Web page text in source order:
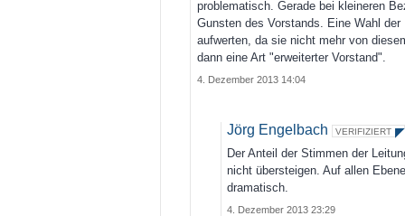
problematisch. Gerade bei kleineren
Gunsten des Vorstands. Eine Wahl
aufwerten, da sie nicht mehr von
dann eine Art "erweiterter Vorstand".
4. Dezember 2013 14:04
Jörg Engelbach VERIFIZIERT
Der Anteil der Stimmen der
nicht übersteigen. Auf allen
dramatisch.
4. Dezember 2013 23:29